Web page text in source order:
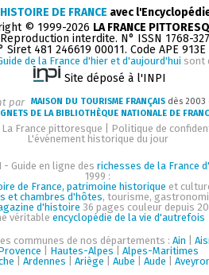
DE FRANCE avec
© 1999-2026 LA FRANCE
interdite. N° ISSN 1768-
Siret 481 246619 00011. Code APE 913E
de la France d'hier et d'aujourd'hui sont
Site déposé à l'INPI
par MAISON DU TOURISME FRANÇAIS dès
DE LA BIBLIOTHÈQUE NATIONALE DE
France pittoresque
Politique de
L'événement historique du jour
- Guide en ligne des richesses de la France
1999 :
de France, patrimoine historique et
et chambres d'hôtes, tourisme,
d'histoire 36 pages couleur depuis
véritable encyclopédie de la vie d'autrefois
communes de nos départements : Ain
Hautes-Alpes
Alpes-Maritimes
Ardennes Ariège Aube Aude